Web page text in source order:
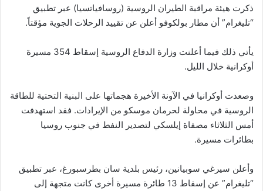
ذكرت هيئة مراقبة الطيران الروسية (روسافياتسيا) عبر تطبيق
“تليغرام” أن مطار بولكوفو أعلن عن تقييد الرحلات الجوية مؤقتاً.
يأتي ذلك فيما أعلنت وزارة الدفاع الروسية إسقاط 354 مسيرة
أوكرانية خلال الليل.
وصعدت أوكرانيا في الآونة الأخيرة هجماتها على البنية التحتية للطاقة
الروسية في محاولة لحرمان موسكو من الإيرادات. فقد استهدفت
أمس الثلاثاء مصفاة إيلسكي لتصدير النفط في جنوب روسيا
بطائرات مسيرة.
وأعلن سيرغي سوبيانين، رئيس بلدية سان بطرسبورغ، عبر تطبيق
“تليغرام” عن إسقاط 13 طائرة مسيرة أخرى كانت متجهة إلى